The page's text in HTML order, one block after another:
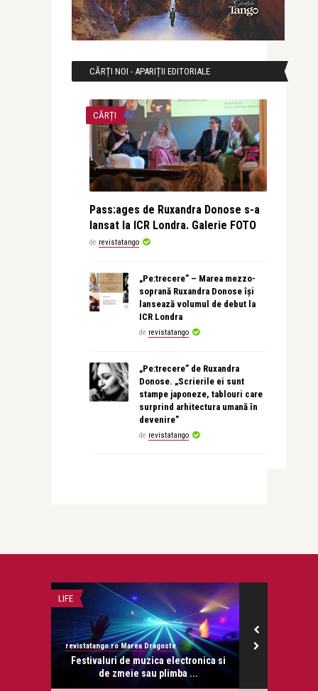
CĂRȚI NOI - APARIȚII EDITORIALE
CĂRȚI
Pass:ages de Ruxandra Donose s-a
lansat la ICR Londra. Galerie FOTO
de revistatango
„Pe:trecere” – Marea mezzo-
soprană Ruxandra Donose își
lansează volumul de debut la
ICR Londra
de revistatango
„Pe:trecere” de Ruxandra
Donose. „Scrierile ei sunt
stampe japoneze, tablouri care
surprind arhitectura umană în
devenire”
de revistatango
LIFE
revistatango.ro Marea Dragoste
Festivaluri de muzica electronica si
de zmeie sau plimba ...